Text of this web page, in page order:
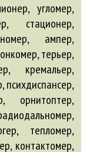
угломер,
стационер,
ампер,
терьер,
кремальер,
психдиспансер,
орнитоптер,
тепломер,
контактомер,